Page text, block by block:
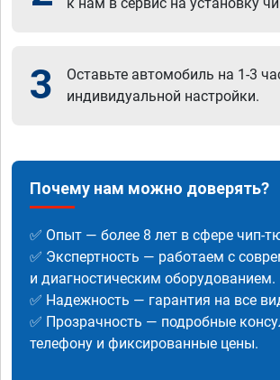
3
Оставьте автомобиль на 1-3
индивидуальной настройки.
Почему нам можно доверять?
✅ Опыт — более 8 лет в сфере чип-
✅ Экспертность — работаем с
и диагностическим оборудованием.
✅ Надежность — гарантия на все
✅ Прозрачность — подробные
телефону и фиксированные цены.